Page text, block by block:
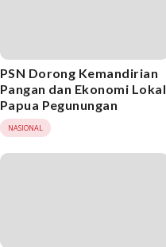
PSN Dorong Kemandirian
Pangan dan Ekonomi Lokal
Papua Pegunungan
NASIONAL